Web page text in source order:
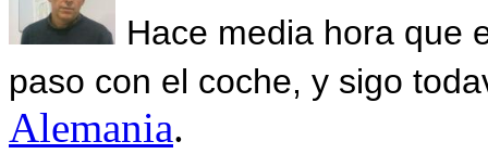
Hace media hora que
paso con el coche, y sigo
Alemania.